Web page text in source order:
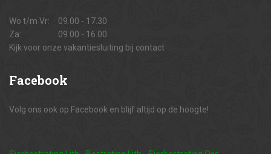
Wo t/m Vr:
09.00 - 17.30
Za:
09.00 - 16.00
Kijk voor onze vakantiesluiting bij contact
Facebook
Volg ons ook op Facebook en blijf altijd op de hoogte!